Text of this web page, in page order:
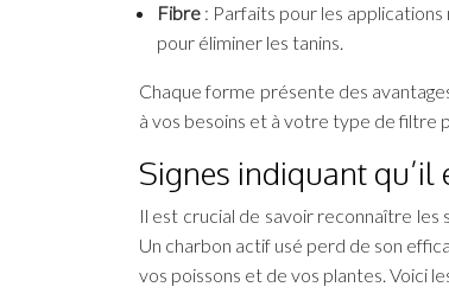
Fibre : Parfaits pour les
pour éliminer les tanins.
Chaque forme présente des
à vos besoins et à votre type de filtre
Signes indiquant
Il est crucial de savoir reconnaître les
Un charbon actif usé perd de son
vos poissons et de vos plantes. Voici